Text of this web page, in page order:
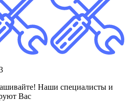
Наши специалисты и
Вас